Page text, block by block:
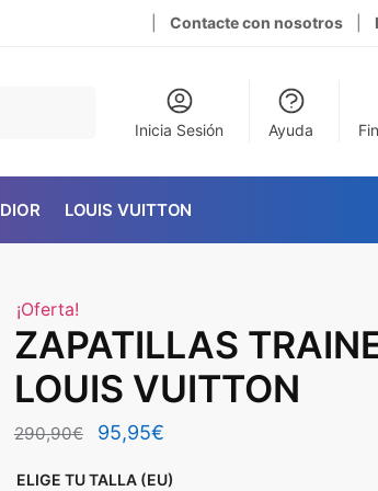
Contacte con nosotros
Inicia Sesión
Ayuda
DIOR LOUIS VUITTON
¡Oferta!
ZAPATILLAS
LOUIS VUITTON
290,90€
El
95,95€El
ELIGE TU TALLA (EU)